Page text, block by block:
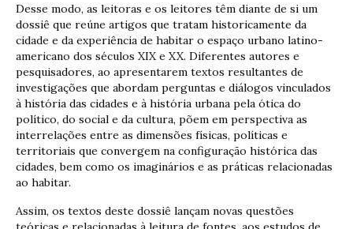
Desse modo, as leitoras e os leitores têm diante de si um
dossiê que reúne artigos que tratam historicamente da
cidade e da experiência de habitar o espaço urbano latino-
americano dos séculos XIX e XX. Diferentes autores e
pesquisadores, ao apresentarem textos resultantes de
investigações que abordam perguntas e diálogos vinculados
à história das cidades e à história urbana pela ótica do
político, do social e da cultura, põem em perspectiva as
interrelações entre as dimensões físicas, políticas e
territoriais que convergem na configuração histórica das
cidades, bem como os imaginários e as práticas relacionadas
ao habitar.
Assim, os textos deste dossiê lançam novas questões